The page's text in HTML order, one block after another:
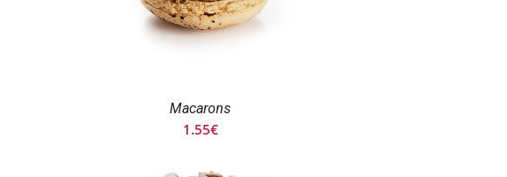
Macarons
1.55€